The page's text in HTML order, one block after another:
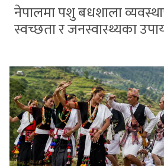
नेपालमा पशु बधशाला
स्वच्छता र जनस्वास्थ्यका